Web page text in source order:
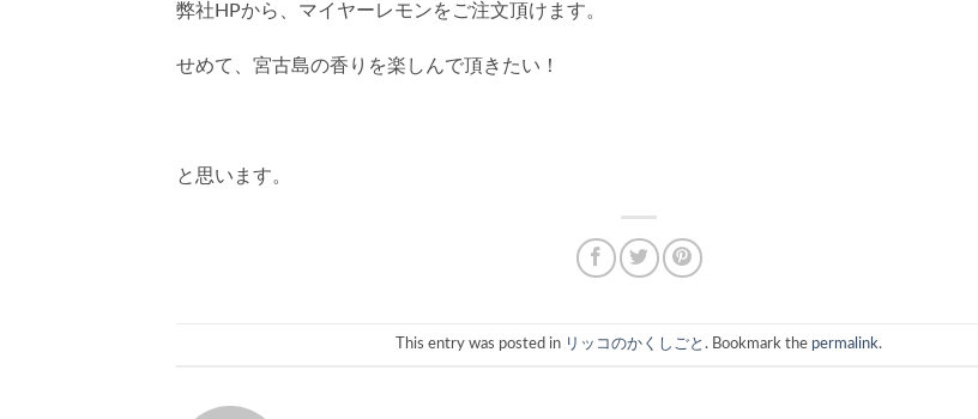
弊社HPから、マイヤーレモンをご注文頂けます。
せめて、宮古島の香りを楽しんで頂きたい！
と思います。
This entry was posted in リッコのかくしごと . Bookmark the permalink.